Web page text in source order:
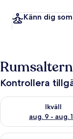
Känn dig
Kontrollera
Ikväll
aug. 9 - aug.
Kontrollera